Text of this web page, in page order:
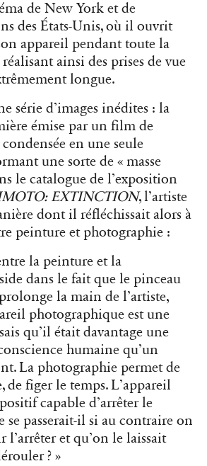
de New York et de
des États-Unis, où il ouvrit
appareil pendant toute la
ainsi des prises de vue
longue.
série d’images inédites : la
émise par un film de
en une seule
une sorte de « masse
le catalogue de l’exposition
EXTINCTION, l’artiste
dont il réfléchissait alors à
peinture et photographie :
la peinture et la
dans le fait que le pinceau
la main de l’artiste,
photographique est une
qu’il était davantage une
humaine qu’un
La photographie permet de
figer le temps. L’appareil
capable d’arrêter le
se passerait-il si au contraire on
l’arrêter et qu’on le laissait
? »